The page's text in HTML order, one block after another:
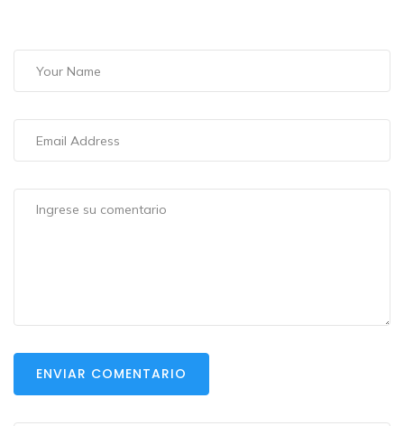
ENVIAR COMENTARIO